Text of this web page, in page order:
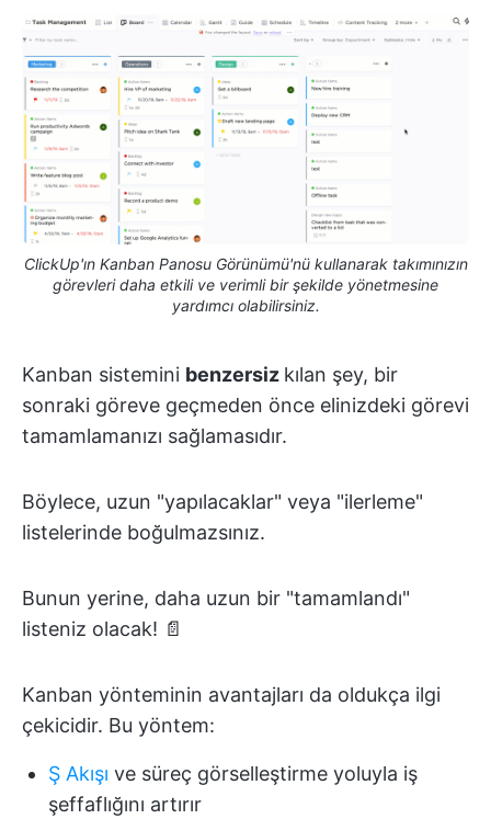
ClickUp'ın Kanban Panosu Görünümü'nü kullanarak takımınızın
görevleri daha etkili ve verimli bir şekilde yönetmesine
yardımcı olabilirsiniz.
Kanban sistemini benzersiz kılan şey, bir
sonraki göreve geçmeden önce elinizdeki görevi
tamamlamanızı sağlamasıdır.
Böylece, uzun "yapılacaklar" veya "ilerleme"
listelerinde boğulmazsınız.
Bunun yerine, daha uzun bir "tamamlandı"
listeniz olacak! 📄
Kanban yönteminin avantajları da oldukça ilgi
çekicidir. Bu yöntem:
Ş Akışı ve süreç görselleştirme yoluyla iş
şeffaflığını artırır